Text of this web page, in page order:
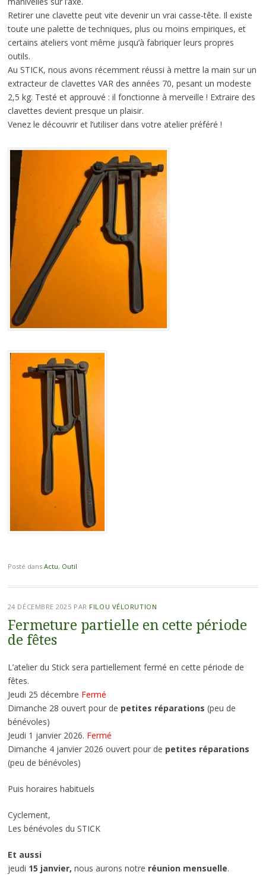
Retirer une clavette peut vite devenir un vrai casse-tête. Il existe
toute une palette de techniques, plus ou moins empiriques, et
certains ateliers vont même jusqu’à fabriquer leurs propres
outils.
Au STICK, nous avons récemment réussi à mettre la main sur un
extracteur de clavettes VAR des années 70, pesant un modeste
2,5 kg. Testé et approuvé : il fonctionne à merveille ! Extraire des
clavettes devient presque un plaisir.
Venez le découvrir et l’utiliser dans votre atelier préféré !
Posté dans Actu, Outil
24 DÉCEMBRE 2025 PAR FILOU VÉLORUTION
Fermeture partielle en cette période
de fêtes
L’atelier du Stick sera partiellement fermé en cette période de
fêtes.
Jeudi 25 décembre Fermé
Dimanche 28 ouvert pour de petites réparations (peu de
bénévoles)
Jeudi 1 janvier 2026. Fermé
Dimanche 4 janvier 2026 ouvert pour de petites réparations
(peu de bénévoles)
Puis horaires habituels
Cyclement,
Les bénévoles du STICK
Et aussi
jeudi 15 janvier, nous aurons notre réunion mensuelle.